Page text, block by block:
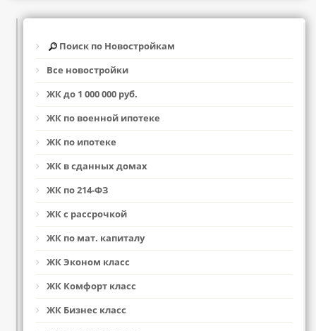
Поиск по Новостройкам
Все новостройки
ЖК до 1 000 000 руб.
ЖК по военной ипотеке
ЖК по ипотеке
ЖК в сданных домах
ЖК по 214-ФЗ
ЖК с рассрочкой
ЖК по мат. капиталу
ЖК Эконом класс
ЖК Комфорт класс
ЖК Бизнес класс